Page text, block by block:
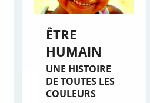
ÊTRE
HUMAIN
UNE HISTOIRE
DE TOUTES LES
COULEURS